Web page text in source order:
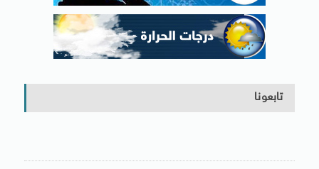
تابعونا